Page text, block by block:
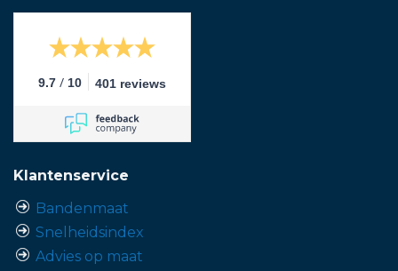
9.7 / 10 401 reviews
Klantenservice
Bandenmaat
Snelheidsindex
Advies op maat